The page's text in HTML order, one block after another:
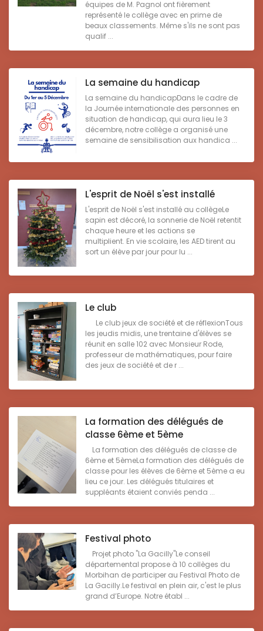
équipes de M. Pagnol ont fièrement
représenté le collège avec en prime de
beaux classements. Même s'ils ne sont pas
qualif ...
La semaine du handicap
La semaine du handicapDans le cadre de
la Journée internationale des personnes en
situation de handicap, qui aura lieu le 3
décembre, notre collège a organisé une
semaine de sensibilisation aux handica ...
L'esprit de Noël s'est installé
L'esprit de Noël s'est installé au collègeLe
sapin est décoré, la sonnerie de Noël retentit
chaque heure et les actions se
multiplient. En vie scolaire, les AED tirent au
sort un élève par jour pour lu ...
Le club
Le club jeux de société et de réflexionTous
les jeudis midis, une trentaine d'élèves se
réunit en salle 102 avec Monsieur Rode,
professeur de mathématiques, pour faire
des jeux de société et de r ...
La formation des délégués de
classe 6ème et 5ème
La formation des délégués de classe de
6ème et 5èmeLa formation des délégués de
classe pour les élèves de 6ème et 5ème a eu
lieu ce jour. Les délégués titulaires et
suppléants étaient conviés penda ...
Festival photo
Projet photo "La Gacilly"Le conseil
départemental propose à 10 collèges du
Morbihan de participer au Festival Photo de
La Gacilly.Le festival en plein air, c'est le plus
grand d’Europe. Notre établ ...